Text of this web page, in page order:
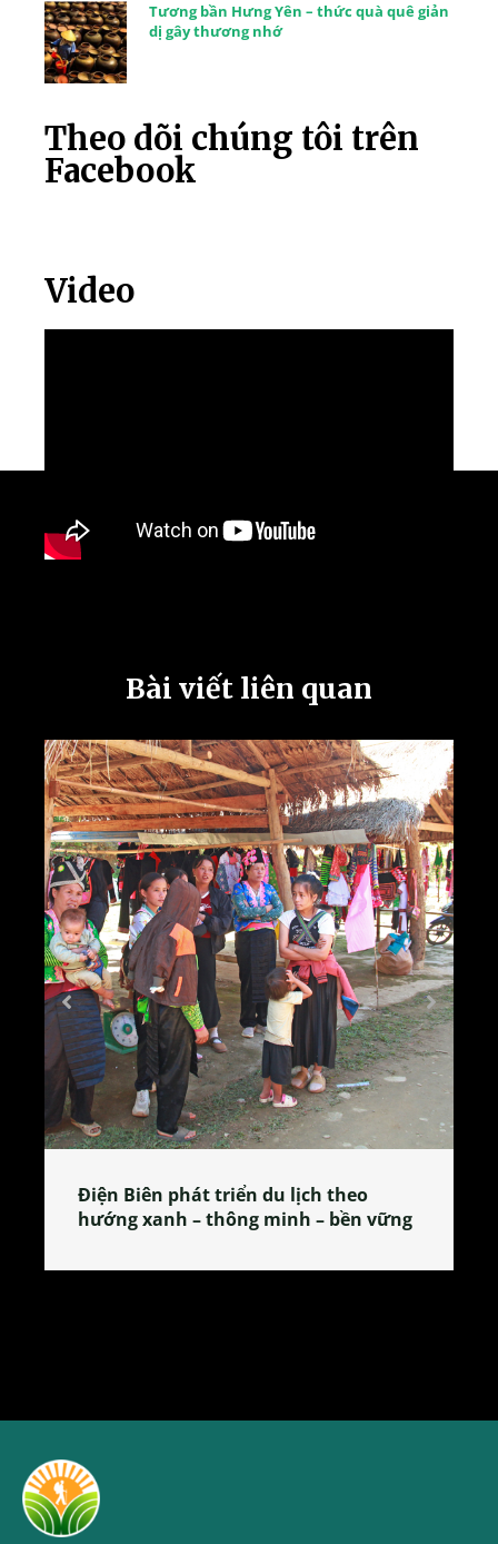
Tương bần Hưng Yên – thức quà quê giản
dị gây thương nhớ
Theo dõi chúng tôi trên
Facebook
Video
Bài viết liên quan
Làng làm bánh tẻ Phú Nhi – nơi lan
tỏa đặc sản xứ Đoài